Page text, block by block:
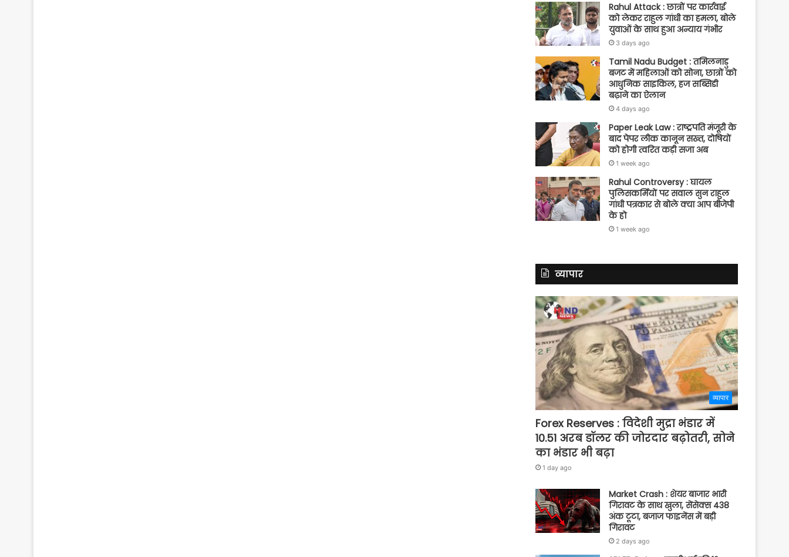
Rahul Attack : छात्रों पर कार्रवाई
को लेकर राहुल गांधी का हमला, बोले
युवाओं के साथ हुआ अन्याय गंभीर
3 days ago
Tamil Nadu Budget : तमिलनाडु
बजट में महिलाओं को सोना, छात्रों को
आधुनिक साइकिल, हज सब्सिडी
बढ़ाने का ऐलान
4 days ago
Paper Leak Law : राष्ट्रपति मंजूरी के
बाद पेपर लीक कानून सख्त, दोषियों
को होगी त्वरित कड़ी सजा अब
1 week ago
Rahul Controversy : घायल
पुलिसकर्मियों पर सवाल सुन राहुल
गांधी पत्रकार से बोले क्या आप बीजेपी
के हो
1 week ago
व्यापार
व्यापार
Forex Reserves : विदेशी मुद्रा भंडार में
10.51 अरब डॉलर की जोरदार बढ़ोतरी, सोने
का भंडार भी बढ़ा
1 day ago
Market Crash : शेयर बाजार भारी
गिरावट के साथ खुला, सेंसेक्स 438
अंक टूटा, बजाज फाइनेंस में बड़ी
गिरावट
2 days ago